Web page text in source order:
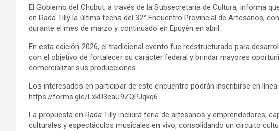
El Gobierno del Chubut, a través de la Subsecretaría de Cultura, informa
en Rada Tilly la última fecha del 32° Encuentro Provincial de Artesanos,
durante el mes de marzo y continuado en Epuyén en abril.
En esta edición 2026, el tradicional evento fue reestructurado para
con el objetivo de fortalecer su carácter federal y brindar mayores
comercializar sus producciones.
Los interesados en participar de este encuentro podrán inscribirse en
https://forms.gle/LxkU3eaU9ZQPJqkq6
La propuesta en Rada Tilly incluirá feria de artesanos y emprendedores,
culturales y espectáculos musicales en vivo, consolidando un circuito